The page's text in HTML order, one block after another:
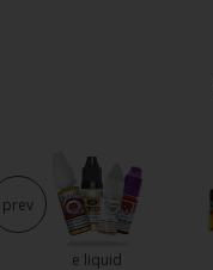
e liquid
prev